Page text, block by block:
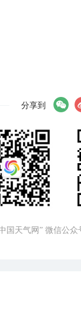
分享到
国天气网” 微信公众